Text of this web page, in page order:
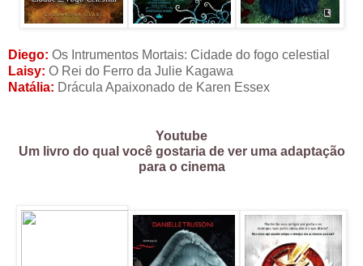
Diego: Os Intrumentos Mortais: Cidade do fogo celestial
Laisy: O Rei do Ferro da Julie Kagawa
Natália: Drácula Apaixonado de Karen Essex
Youtube
Um livro do qual você gostaria de ver uma adaptação
para o cinema